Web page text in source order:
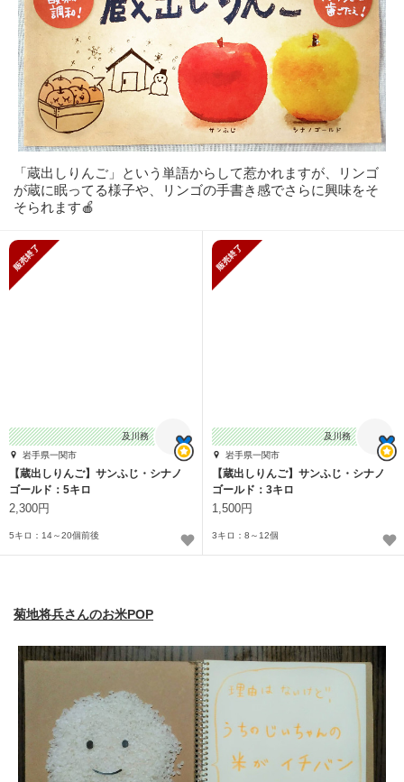
「蔵出しりんご」という単語からして惹かれますが、リンゴ
が蔵に眠ってる様子や、リンゴの手書き感でさらに興味をそ
そられます🍎
及川務
岩手県一関市
【蔵出しりんご】サンふじ・シナノ
ゴールド：5キロ
2,300円
5キロ：14～20個前後
及川務
岩手県一関市
【蔵出しりんご】サンふじ・シナノ
ゴールド：3キロ
1,500円
3キロ：8～12個
菊地将兵さんのお米POP